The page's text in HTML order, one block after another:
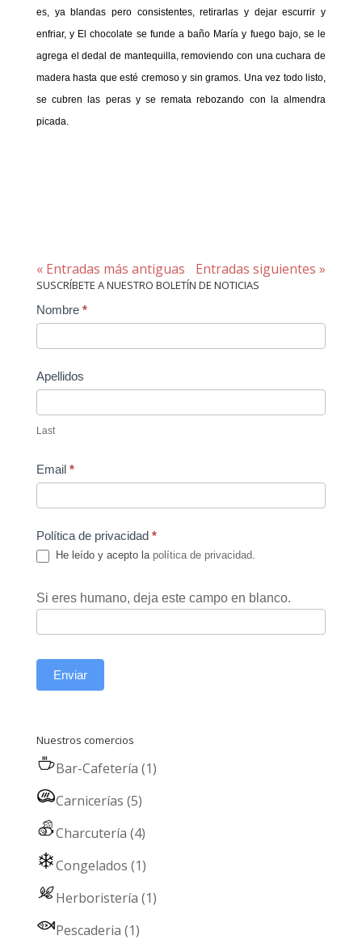
es, ya blandas pero consistentes, retirarlas y dejar escurrir y
enfriar, y El chocolate se funde a baño María y fuego bajo, se le
agrega el dedal de mantequilla, removiendo con una cuchara de
madera hasta que esté cremoso y sin gramos. Una vez todo listo,
se cubren las peras y se remata rebozando con la almendra
picada.
« Entradas más antiguas Entradas siguientes »
SUSCRÍBETE A NUESTRO BOLETÍN DE NOTICIAS
Contact
Nombre *
Apellidos
Last
Email *
Política de privacidad *
He leído y acepto la política de privacidad.
Si eres humano, deja este campo en blanco.
Enviar
Nuestros comercios
Bar-Cafetería (1)
Carnicerías (5)
Charcutería (4)
Congelados (1)
Herboristería (1)
Pescaderia (1)